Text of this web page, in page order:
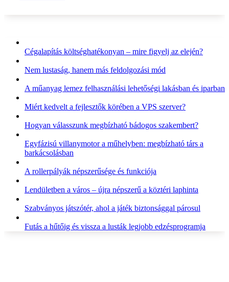
Cégalapítás költséghatékonyan – mire figyelj az elején?
Nem lustaság, hanem más feldolgozási mód
A műanyag lemez felhasználási lehetőségi lakásban és iparban
Miért kedvelt a fejlesztők körében a VPS szerver?
Hogyan válasszunk megbízható bádogos szakembert?
Egyfázisú villanymotor a műhelyben: megbízható társ a
barkácsolásban
A rollerpályák népszerűsége és funkciója
Lendületben a város – újra népszerű a köztéri laphinta
Szabványos játszótér, ahol a játék biztonsággal párosul
Futás a hűtőig és vissza a lusták legjobb edzésprogramja